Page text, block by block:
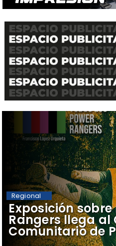
​Exposición sobre
Rangers llega al
Comunitario de
Regional